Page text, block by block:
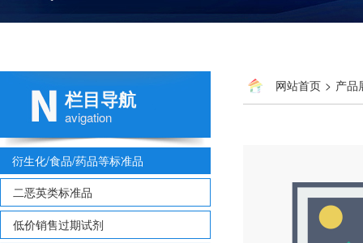
栏目导航
avigation
衍生化/食品/药品等标准品
二恶英类标准品
低价销售过期试剂
网站首页 > 产品